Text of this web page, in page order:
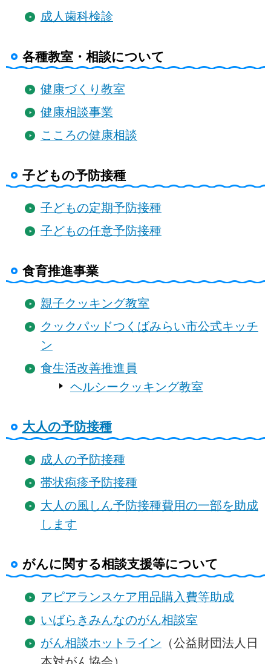
成人歯科検診
各種教室・相談について
健康づくり教室
健康相談事業
こころの健康相談
子どもの予防接種
子どもの定期予防接種
子どもの任意予防接種
食育推進事業
親子クッキング教室
クックパッドつくばみらい市公式キッチ
ン
食生活改善推進員
ヘルシークッキング教室
大人の予防接種
成人の予防接種
帯状疱疹予防接種
大人の風しん予防接種費用の一部を助成
します
がんに関する相談支援等について
アピアランスケア用品購入費等助成
いばらきみんなのがん相談室
がん相談ホットライン （公益財団法人日